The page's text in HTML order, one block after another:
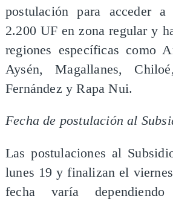
postulación para acceder a
2.200 UF en zona regular y
regiones específicas como
Aysén, Magallanes,
Fernández y Rapa Nui.
Fecha de postulación al
Las postulaciones al
lunes 19 y finalizan el
fecha varía